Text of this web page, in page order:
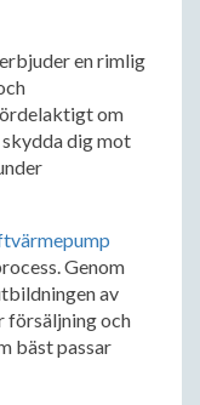
en rimlig
om
dig mot
Genom
av
försäljning och
bäst passar